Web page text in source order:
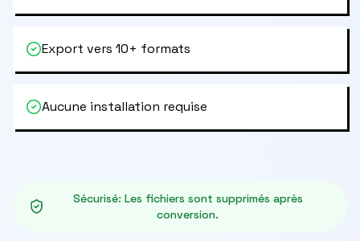
Export vers 10+ formats
Aucune installation requise
Sécurisé: Les fichiers sont supprimés après
conversion.